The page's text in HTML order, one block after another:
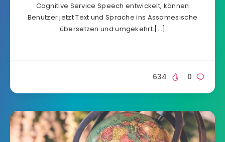
Cognitive Service Speech entwickelt, können
Benutzer jetzt Text und Sprache ins Assamesische
übersetzen und umgekehrt.[…]
0
634